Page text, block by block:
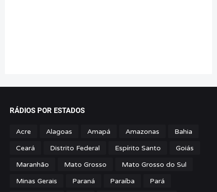
RÁDIOS POR ESTADOS
Acre Alagoas Amapá Amazonas
Bahia
Ceará
Distrito Federal Espírito Santo
Goiás
Maranhão
Mato Grosso
Mato Grosso do Sul
Minas Gerais
Paraná Paraíba
Pará